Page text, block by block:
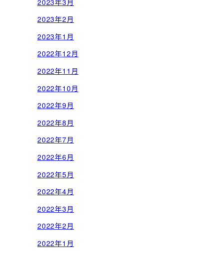
2023年2月
2023年1月
2022年12月
2022年11月
2022年10月
2022年9月
2022年8月
2022年7月
2022年6月
2022年5月
2022年4月
2022年3月
2022年2月
2022年1月